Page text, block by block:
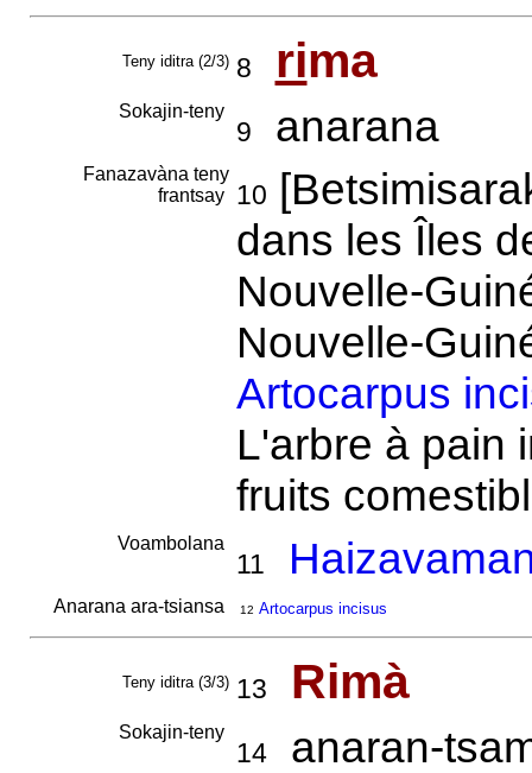
Teny iditra (2/3) 8 rima
Sokajin-teny
9 anarana
Fanazavàna teny
frantsay
10
dans les Îles
Nouvelle-
Nouvelle-
Artocarpus
L'arbre à pain
fruits
Voambolana
11
Anarana ara-tsiansa 12 Artocarpus incisus
Teny iditra (3/3) 13 Rimà
Sokajin-teny
14anaran-